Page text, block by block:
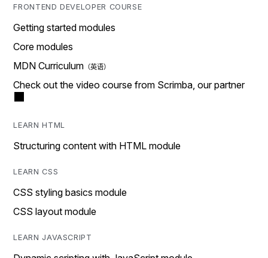
FRONTEND DEVELOPER COURSE
Getting started modules
Core modules
MDN Curriculum
Check out the video course from Scrimba, our partner
LEARN HTML
Structuring content with HTML module
LEARN CSS
CSS styling basics module
CSS layout module
LEARN JAVASCRIPT